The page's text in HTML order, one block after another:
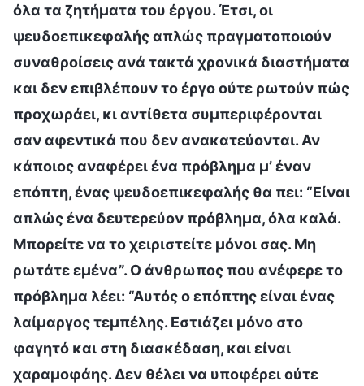
όλα τα ζητήματα του έργου. Έτσι, οι
ψευδοεπικεφαλής απλώς πραγματοποιούν
συναθροίσεις ανά τακτά χρονικά διαστήματα
και δεν επιβλέπουν το έργο ούτε ρωτούν πώς
προχωράει, κι αντίθετα συμπεριφέρονται
σαν αφεντικά που δεν ανακατεύονται. Αν
κάποιος αναφέρει ένα πρόβλημα μ’ έναν
επόπτη, ένας ψευδοεπικεφαλής θα πει: “Είναι
απλώς ένα δευτερεύον πρόβλημα, όλα καλά.
Μπορείτε να το χειριστείτε μόνοι σας. Μη
ρωτάτε εμένα”. Ο άνθρωπος που ανέφερε το
πρόβλημα λέει: “Αυτός ο επόπτης είναι ένας
λαίμαργος τεμπέλης. Εστιάζει μόνο στο
φαγητό και στη διασκέδαση, και είναι
χαραμοφάης. Δεν θέλει να υποφέρει ούτε